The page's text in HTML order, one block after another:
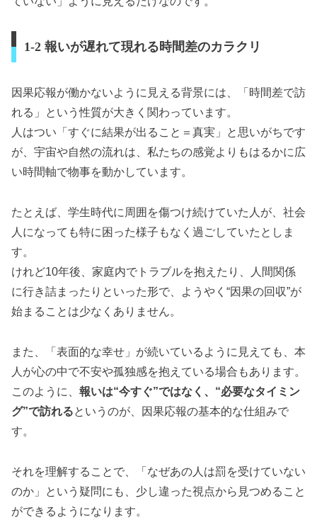
1-2 報いが遅れて現れる時間差のカラクリ
因果応報が働かないように見える背景には、「時間差で訪
れる」という性質が大きく関わっています。
人はつい「すぐに結果が出ること＝真実」と思いがちです
が、宇宙や自然の流れは、私たちの感覚よりもはるかに広
い時間軸で物事を動かしています。
たとえば、学生時代に周囲を傷つけ続けていた人が、社会
人になっても特に困った様子もなく過ごしていたとしま
す。
けれど10年後、家庭内でトラブルを抱えたり、人間関係
に行き詰まったりといった形で、ようやく“因果の回収”が
始まることは少なくありません。
また、「表面的な幸せ」が続いているように見えても、本
人が心の中で不安や孤独感を抱えている場合もあります。
このように、 報いは“今すぐ”ではなく、“必要なタイミン
グ”で訪れるというのが、因果応報の基本的な仕組みで
す。
それを理解することで、「なぜあの人は罰を受けていない
のか」という疑問にも、少し違った視点から見つめること
ができるようになります。